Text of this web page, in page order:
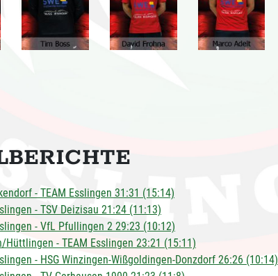
- TEAM Esslingen 31:31 (15:14)
- TSV Deizisau 21:24 (11:13)
- VfL Pfullingen 2 29:23 (10:12)
Hüttlingen - TEAM Esslingen 23:21 (15:11)
- HSG Winzingen-Wißgoldingen-Donzdorf 26:26 (10:14)